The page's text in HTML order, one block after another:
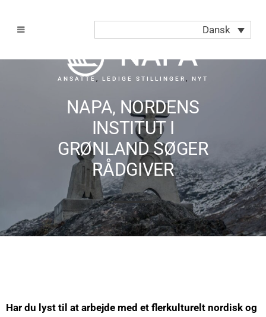
Dansk
ANSATTE LEDIGE STILLINGER NYT
NAPA, NORDENS
INSTITUT I
GRØNLAND SØGER
RÅDGIVER
Har du lyst til at arbejde med et flerkulturelt nordisk og